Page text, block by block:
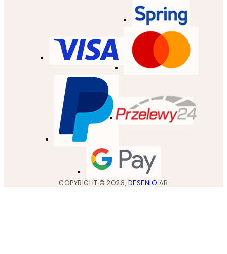
COPYRIGHT ©2026, DESENIO AB